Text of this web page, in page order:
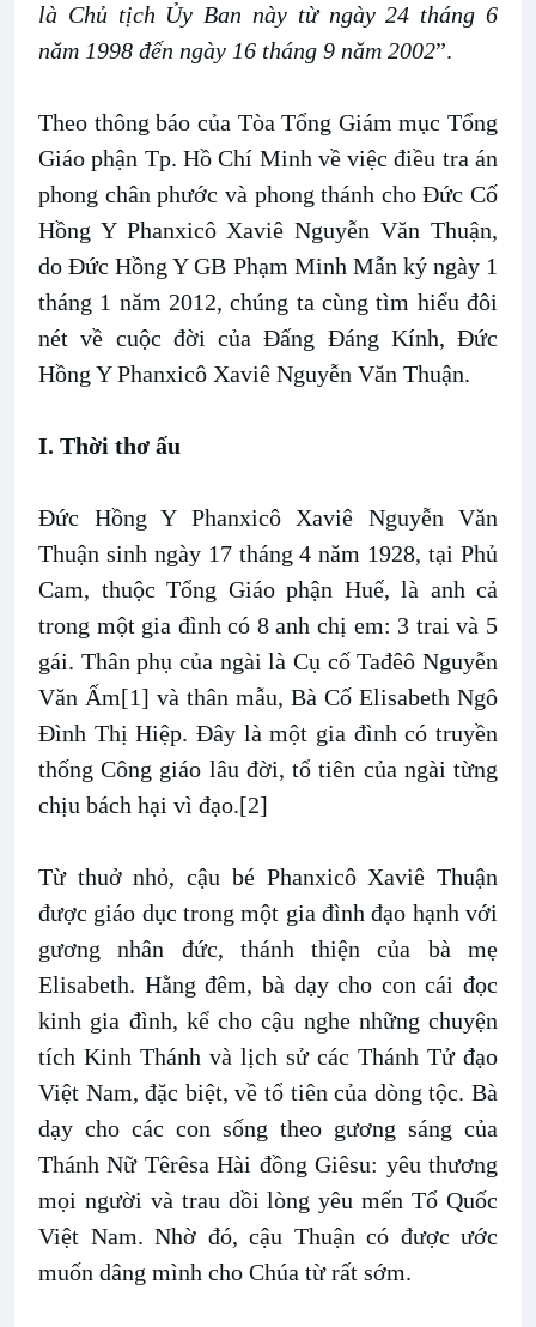
là Chủ tịch Ủy Ban này từ ngày 24 tháng 6
năm 1998 đến ngày 16 tháng 9 năm 2002”.
Theo thông báo của Tòa Tổng Giám mục Tổng
Giáo phận Tp. Hồ Chí Minh về việc điều tra án
phong chân phước và phong thánh cho Đức Cố
Hồng Y Phanxicô Xaviê Nguyễn Văn Thuận,
do Đức Hồng Y GB Phạm Minh Mẫn ký ngày 1
tháng 1 năm 2012, chúng ta cùng tìm hiểu đôi
nét về cuộc đời của Đấng Đáng Kính, Đức
Hồng Y Phanxicô Xaviê Nguyễn Văn Thuận.
I. Thời thơ ấu
Ðức Hồng Y Phanxicô Xaviê Nguyễn Văn
Thuận sinh ngày 17 tháng 4 năm 1928, tại Phủ
Cam, thuộc Tổng Giáo phận Huế, là anh cả
trong một gia đình có 8 anh chị em: 3 trai và 5
gái. Thân phụ của ngài là Cụ cố Tađêô Nguyễn
Văn Ấm[1] và thân mẫu, Bà Cố Elisabeth Ngô
Ðình Thị Hiệp. Đây là một gia đình có truyền
thống Công giáo lâu đời, tổ tiên của ngài từng
chịu bách hại vì đạo.[2]
Từ thuở nhỏ, cậu bé Phanxicô Xaviê Thuận
được giáo dục trong một gia đình đạo hạnh với
gương nhân đức, thánh thiện của bà mẹ
Elisabeth. Hằng đêm, bà dạy cho con cái đọc
kinh gia đình, kể cho cậu nghe những chuyện
tích Kinh Thánh và lịch sử các Thánh Tử đạo
Việt Nam, đặc biệt, về tổ tiên của dòng tộc. Bà
dạy cho các con sống theo gương sáng của
Thánh Nữ Têrêsa Hài đồng Giêsu: yêu thương
mọi người và trau dồi lòng yêu mến Tổ Quốc
Việt Nam. Nhờ đó, cậu Thuận có được ước
muốn dâng mình cho Chúa từ rất sớm.